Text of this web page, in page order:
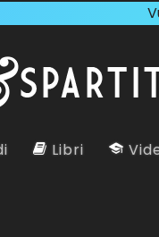
Libri